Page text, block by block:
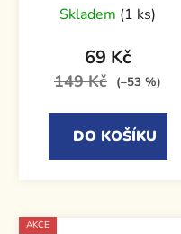
Skladem (1 ks)
69 Kč
149 Kč (–53 %)
DO KOŠÍKU
AKCE